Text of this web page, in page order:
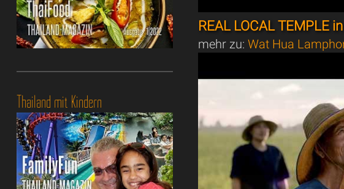
REAL LOCAL TEMPLE
mehr zu:Wat Hua
Thailand mit Kindern